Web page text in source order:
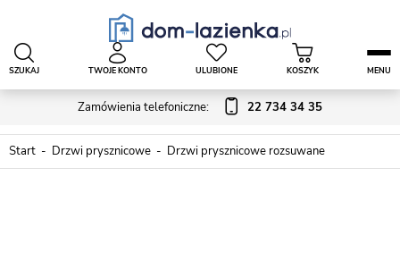
Zamówienia telefoniczne: 22 734 34 35
SZUKAJ TWOJE KONTO ULUBIONE KOSZYK MENU
Start Drzwi prysznicowe Drzwi prysznicowe rozsuwane